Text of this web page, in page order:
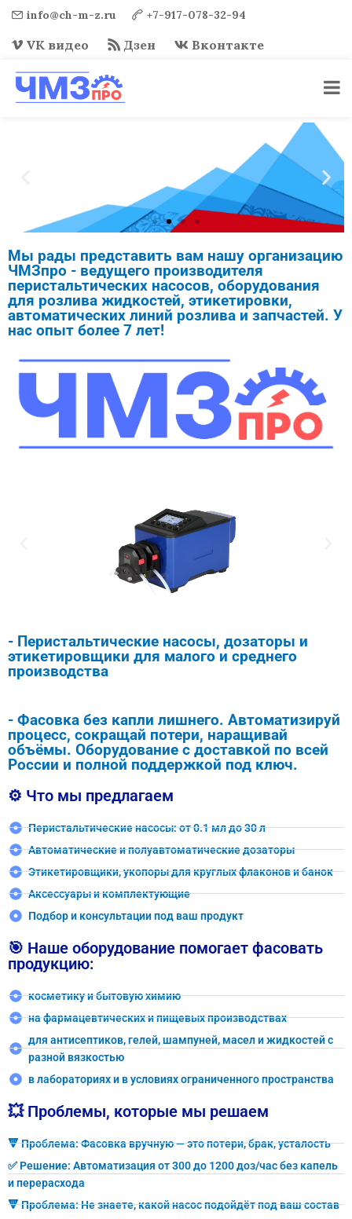
info@ch-m-z.ru +7-917-078-32-94
VK видео Дзен Вконтакте
Склад и производство
в России
Оборудование и запчасти в
наличии
Мы рады представить вам нашу организацию
ЧМЗпро - ведущего производителя
перистальтических насосов, оборудования
для розлива жидкостей, этикетировки,
автоматических линий розлива и запчастей. У
нас опыт более 7 лет!
- Перистальтические насосы, дозаторы и
этикетировщики для малого и среднего
производства
- Фасовка без капли лишнего. Автоматизируй
процесс, сокращай потери, наращивай
объёмы. Оборудование с доставкой по всей
России и полной поддержкой под ключ.
⚙️ Что мы предлагаем
Перистальтические насосы: от 0.1 мл до 30 л
Автоматические и полуавтоматические дозаторы
Этикетировщики, укопоры для круглых флаконов и банок
Аксессуары и комплектующие
Подбор и консультации под ваш продукт
🎯 Наше оборудование помогает фасовать
продукцию:
косметику и бытовую химию
на фармацевтических и пищевых производствах
для антисептиков, гелей, шампуней, масел и жидкостей с
разной вязкостью
в лабораториях и в условиях ограниченного пространства
💥 Проблемы, которые мы решаем
🔻 Проблема: Фасовка вручную — это потери, брак, усталость
✅ Решение: Автоматизация от 300 до 1200 доз/час без капель
и перерасхода
🔻 Проблема: Не знаете, какой насос подойдёт под ваш состав